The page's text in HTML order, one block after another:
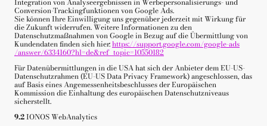
Conversion-Trackingfunktionen von Google Ads.
Sie können Ihre Einwilligung uns gegenüber jederzeit mit Wirkung für
die Zukunft widerrufen. Weitere Informationen zu den
Datenschutzmaßnahmen von Google in Bezug auf die Übermittlung von
Kundendaten finden sich hier:https://support.google.com/google-ads
/answer/6334160?hl=de&ref_topic=10550182
Für Datenübermittlungen in die USA hat sich der Anbieter dem EU-US-
Datenschutzrahmen (EU-US Data Privacy Framework) angeschlossen, das
auf Basis eines Angemessenheitsbeschlusses der Europäischen
Kommission die Einhaltung des europäischen Datenschutzniveaus
sicherstellt.
9.2IONOS WebAnalytics